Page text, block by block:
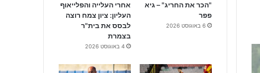
"הכר את החריג" – גיא
פפר
6 באוגוסט 2026
אחרי העלייה והפלייאוף
העליון: ציון צמח רוצה
לבסס את בית"ר
בצמרת
4 באוגוסט 2026